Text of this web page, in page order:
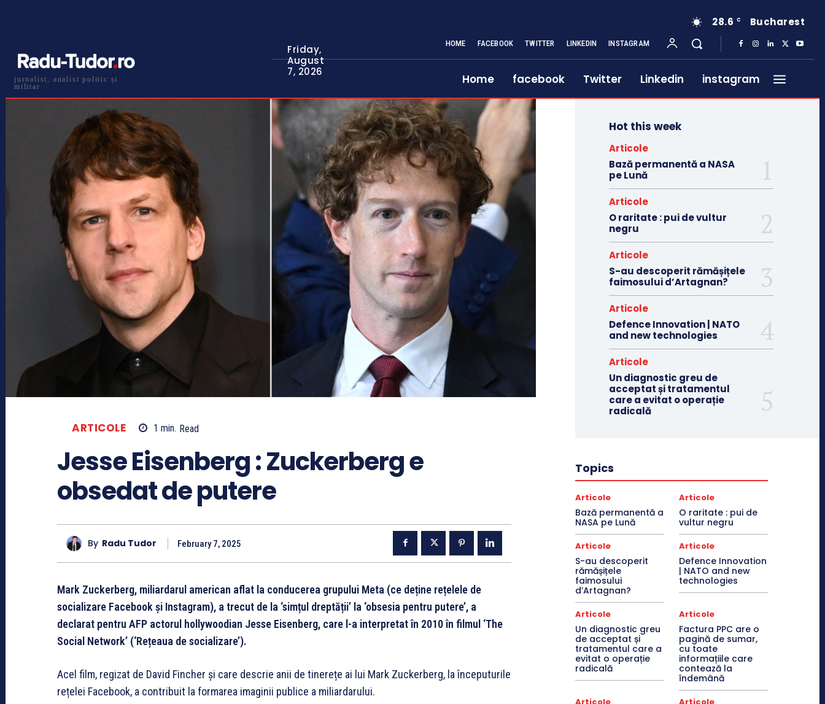
jurnalist, analist politic și
militar
Friday,
August
7, 2026
28.6 C Bucharest
HOME FACEBOOK TWITTER LINKEDIN INSTAGRAM
Home facebook Twitter Linkedin instagram
ARTICOLE 1 min. Read
Jesse Eisenberg : Zuckerberg e
obsedat de putere
By Radu Tudor February 7, 2025
Mark Zuckerberg, miliardarul american aflat la conducerea grupului Meta (ce deține rețelele de
socializare Facebook și Instagram), a trecut de la ‘simțul dreptății’ la ‘obsesia pentru putere’, a
declarat pentru AFP actorul hollywoodian Jesse Eisenberg, care l-a interpretat în 2010 în filmul ‘The
Social Network’ (‘Rețeaua de socializare’).
Acel film, regizat de David Fincher și care descrie anii de tinerețe ai lui Mark Zuckerberg, la începuturile
rețelei Facebook, a contribuit la formarea imaginii publice a miliardarului.
Hot this week
Articole
Bază permanentă a NASA
pe Lună
Articole
O raritate : pui de vultur
negru
Articole
S-au descoperit rămășițele
faimosului d’Artagnan?
Articole
Defence Innovation | NATO
and new technologies
Articole
Un diagnostic greu de
acceptat și tratamentul
care a evitat o operație
radicală
Topics
Articole
Bază permanentă a
NASA pe Lună
Articole
O raritate : pui de
vultur negru
Articole
S-au descoperit
rămășițele
faimosului
d’Artagnan?
Articole
Defence Innovation
| NATO and new
technologies
Articole
Un diagnostic greu
de acceptat și
tratamentul care a
evitat o operație
radicală
Articole
Factura PPC are o
pagină de sumar,
cu toate
informațiile care
contează la
îndemână